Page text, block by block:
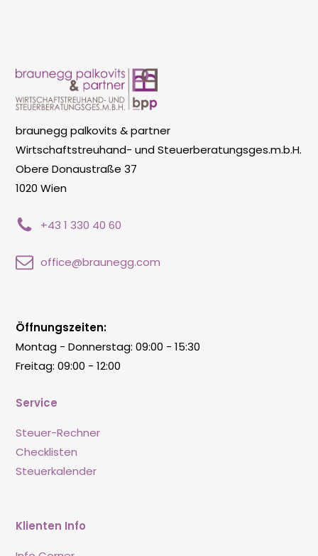
braunegg palkovits & partner
Wirtschaftstreuhand- und Steuerberatungsges.m.b.H.
Obere Donaustraße 37
1020 Wien
+43 1 330 40 60
office@braunegg.com
Service
Steuer-Rechner
Checklisten
Steuerkalender
Klienten Info
Öffnungszeiten:
Montag - Donnerstag: 09:00 - 15:30
Freitag: 09:00 - 12:00